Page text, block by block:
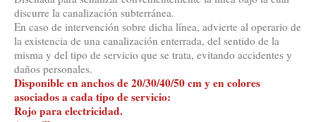
discurre la canalización subterránea.
En caso de intervención sobre dicha línea, advierte al operario de
la existencia de una canalización enterrada, del sentido de la
misma y del tipo de servicio que se trata, evitando accidentes y
daños personales.
Disponible en anchos de 20/30/40/50 cm y en colores
asociados a cada tipo de servicio:
Rojo para electricidad.